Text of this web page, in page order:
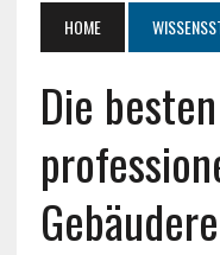
HOME
Die